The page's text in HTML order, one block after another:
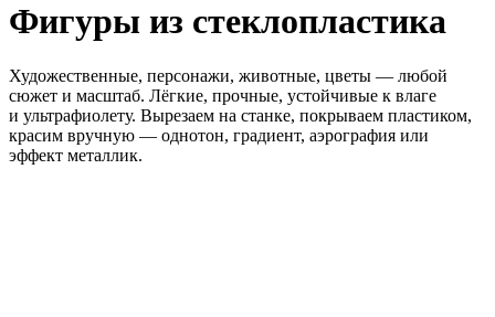
Фигуры из стеклопластика
Художественные, персонажи, животные, цветы — любой
сюжет и масштаб. Лёгкие, прочные, устойчивые к влаге
и ультрафиолету. Вырезаем на станке, покрываем пластиком,
красим вручную — однотон, градиент, аэрография или
эффект металлик.